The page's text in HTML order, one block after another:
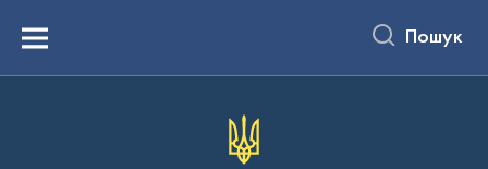
вмістуMenu Пошук